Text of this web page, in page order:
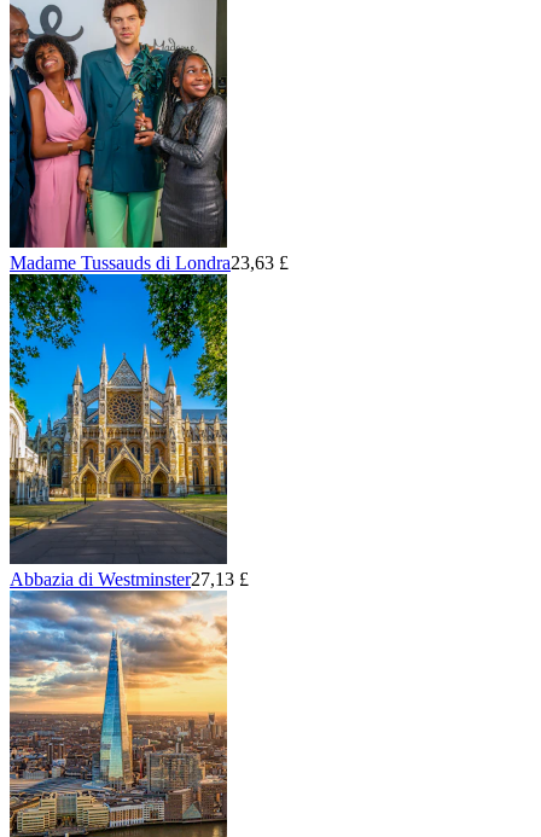
Madame Tussauds di Londra23,63 £
Abbazia di Westminster27,13 £